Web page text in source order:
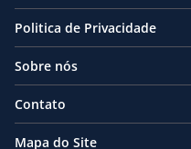
Politica de Privacidade
Sobre nós
Contato
Mapa do Site